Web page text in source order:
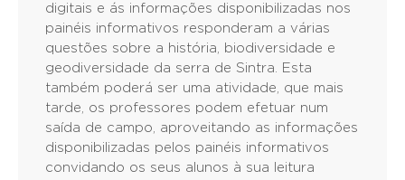
digitais e ás informações disponibilizadas nos
painéis informativos responderam a várias
questões sobre a história, biodiversidade e
geodiversidade da serra de Sintra. Esta
também poderá ser uma atividade, que mais
tarde, os professores podem efetuar num
saída de campo, aproveitando as informações
disponibilizadas pelos painéis informativos
convidando os seus alunos à sua leitura